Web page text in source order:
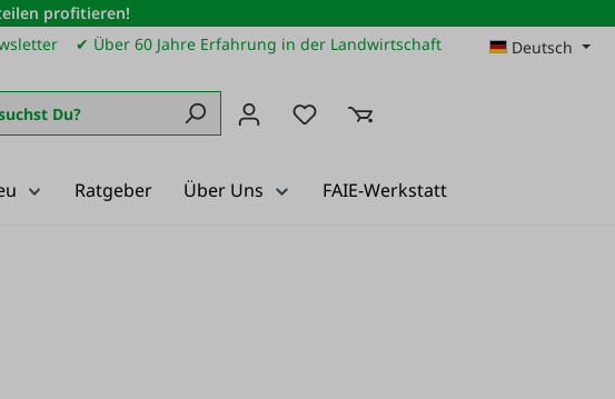
profitieren!
✔ Über 60 Jahre Erfahrung in der Landwirtschaft Deutsch
Du hast 0 Produkte auf dem
Ratgeber Über Uns FAIE-Werkstatt